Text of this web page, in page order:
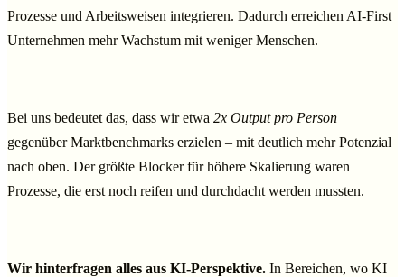
Prozesse und Arbeitsweisen integrieren. Dadurch erreichen AI-First
Unternehmen mehr Wachstum mit weniger Menschen.
Bei uns bedeutet das, dass wir etwa 2x Output pro Person
gegenüber Marktbenchmarks erzielen – mit deutlich mehr Potenzial
nach oben. Der größte Blocker für höhere Skalierung waren
Prozesse, die erst noch reifen und durchdacht werden mussten.
Wir hinterfragen alles aus KI-Perspektive. In Bereichen, wo KI